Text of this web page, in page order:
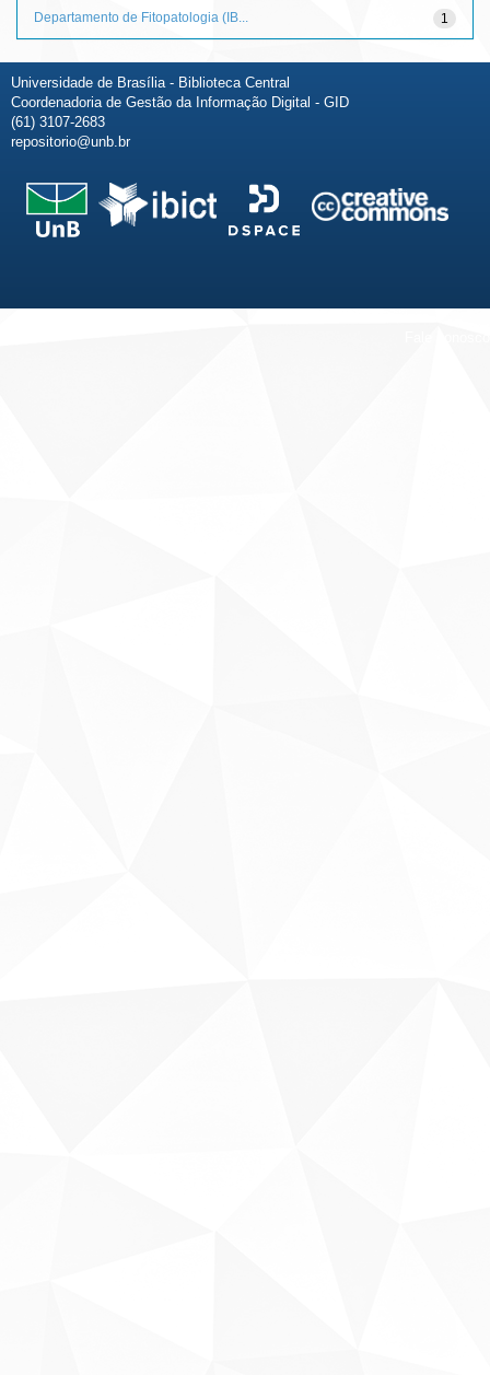
1
Departamento de Fitopatologia (IB...
Universidade de Brasília - Biblioteca Central
Coordenadoria de Gestão da Informação Digital - GID
(61) 3107-2683
repositorio@unb.br